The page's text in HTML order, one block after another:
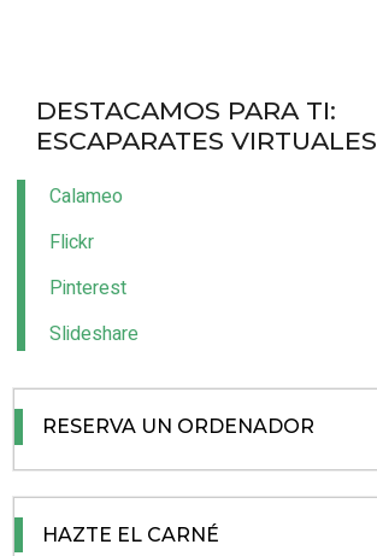
DESTACAMOS PARA TI:
ESCAPARATES VIRTUALES
Calameo
Flickr
Pinterest
Slideshare
RESERVA UN ORDENADOR
HAZTE EL CARNÉ